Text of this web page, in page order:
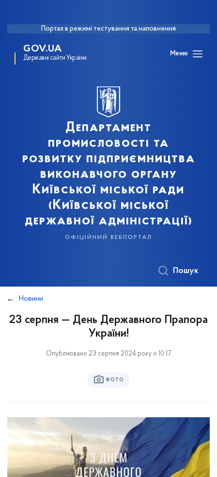
Портал в режимі тестування та наповнення
GOV.UA
Державні сайти України
Меню
Департамент
промисловості та
розвитку підприємництва
виконавчого органу
Київської міської ради
(Київської міської
державної адміністрації)
офіційний вебпортал
Пошук
Новини
23 серпня — День Державного Прапора
України!
Опубліковано 23 серпня 2024 року о 10:17
ФОТО